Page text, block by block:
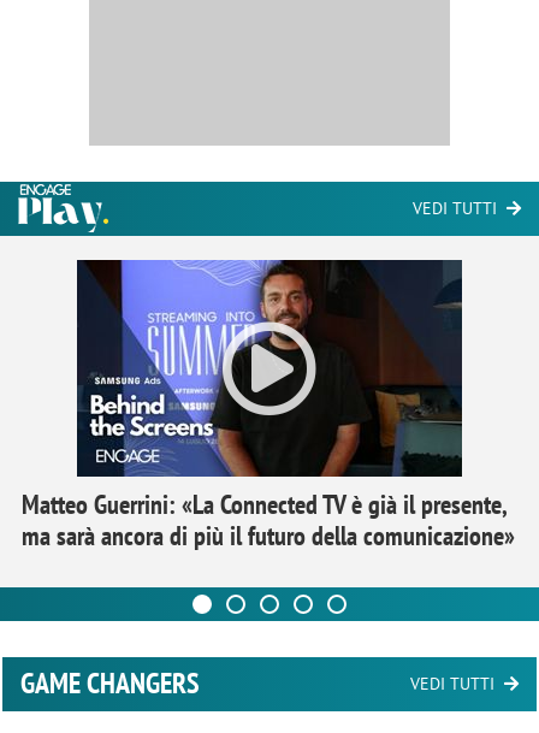
VEDI TUTTI
Matteo Guerrini: «La Connected TV è già il presente,
ma sarà ancora di più il futuro della comunicazione»
GAME CHANGERS VEDI TUTTI